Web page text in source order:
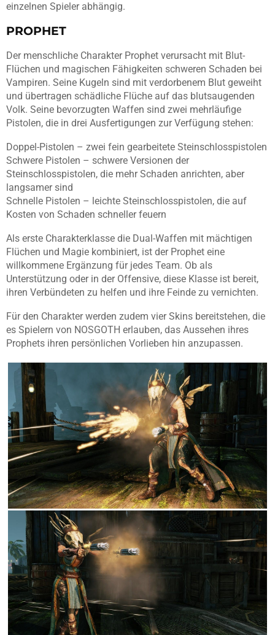
einzelnen Spieler abhängig.
PROPHET
Der menschliche Charakter Prophet verursacht mit Blut-
Flüchen und magischen Fähigkeiten schweren Schaden bei
Vampiren. Seine Kugeln sind mit verdorbenem Blut geweiht
und übertragen schädliche Flüche auf das blutsaugenden
Volk. Seine bevorzugten Waffen sind zwei mehrläufige
Pistolen, die in drei Ausfertigungen zur Verfügung stehen:
Doppel-Pistolen – zwei fein gearbeitete Steinschlosspistolen
Schwere Pistolen – schwere Versionen der
Steinschlosspistolen, die mehr Schaden anrichten, aber
langsamer sind
Schnelle Pistolen – leichte Steinschlosspistolen, die auf
Kosten von Schaden schneller feuern
Als erste Charakterklasse die Dual-Waffen mit mächtigen
Flüchen und Magie kombiniert, ist der Prophet eine
willkommene Ergänzung für jedes Team. Ob als
Unterstützung oder in der Offensive, diese Klasse ist bereit,
ihren Verbündeten zu helfen und ihre Feinde zu vernichten.
Für den Charakter werden zudem vier Skins bereitstehen, die
es Spielern von NOSGOTH erlauben, das Aussehen ihres
Prophets ihren persönlichen Vorlieben hin anzupassen.